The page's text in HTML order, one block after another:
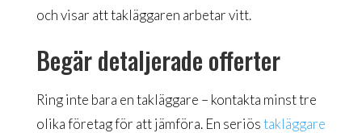
och visar att takläggaren arbetar vitt.
Begär detaljerade offerter
Ring inte bara en takläggare – kontakta minst tre
olika företag för att jämföra. En seriöstakläggare